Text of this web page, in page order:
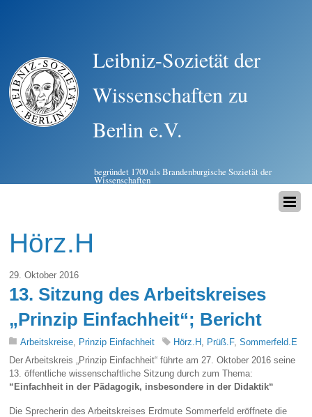
Leibniz-Sozietät der
Wissenschaften zu
Berlin e.V.
begründet 1700 als Brandenburgische Sozietät der
Wissenschaften
Hörz.H
29. Oktober 2016
13. Sitzung des Arbeitskreises
„Prinzip Einfachheit“; Bericht
Arbeitskreise, Prinzip Einfachheit Hörz.H , Prüß.F,Sommerfeld.E
Der Arbeitskreis „Prinzip Einfachheit“ führte am 27. Oktober 2016 seine
13. öffentliche wissenschaftliche Sitzung durch zum Thema:
“Einfachheit in der Pädagogik, insbesondere in der Didaktik“
Die Sprecherin des Arbeitskreises Erdmute Sommerfeld eröffnete die